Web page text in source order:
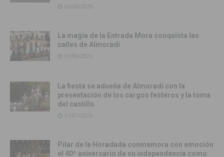
02/08/2026
La magia de la Entrada Mora conquista las
calles de Almoradí
01/08/2026
La fiesta se adueña de Almoradí con la
presentación de los cargos festeros y la toma
del castillo
31/07/2026
Pilar de la Horadada conmemora con emoción
el 40º aniversario de su independencia como